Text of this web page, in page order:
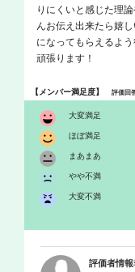
りにくいと感じた理
んお伝え出来たら嬉
になってもらえるよ
頑張ります！
【メンバー満足度】評価回
大変満足
ほぼ満足
まあまあ
やや不満
大変不満
評価者情報